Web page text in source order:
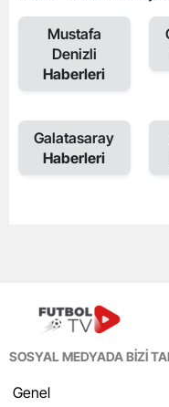
Mustafa
Denizli
Haberleri
Galatasaray
Haberleri
SOSYAL MEDYADA BİZİ
Genel